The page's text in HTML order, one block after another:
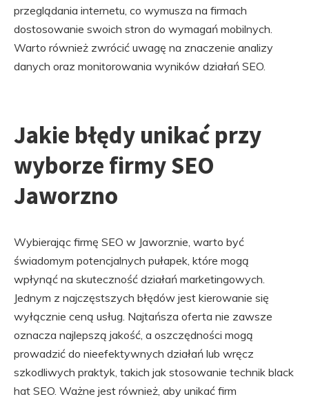
przeglądania internetu, co wymusza na firmach
dostosowanie swoich stron do wymagań mobilnych.
Warto również zwrócić uwagę na znaczenie analizy
danych oraz monitorowania wyników działań SEO.
Jakie błędy unikać przy
wyborze firmy SEO
Jaworzno
Wybierając firmę SEO w Jaworznie, warto być
świadomym potencjalnych pułapek, które mogą
wpłynąć na skuteczność działań marketingowych.
Jednym z najczęstszych błędów jest kierowanie się
wyłącznie ceną usług. Najtańsza oferta nie zawsze
oznacza najlepszą jakość, a oszczędności mogą
prowadzić do nieefektywnych działań lub wręcz
szkodliwych praktyk, takich jak stosowanie technik black
hat SEO. Ważne jest również, aby unikać firm